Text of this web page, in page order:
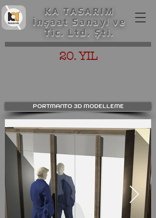
KA TASARIM
İnşaat Sanayi ve
Tic. Ltd. Şti.
20. YIL
PORTMANTO 3D MODELLEME